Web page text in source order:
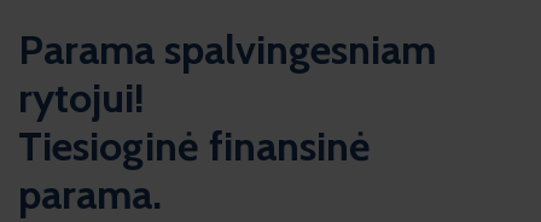
Parama spalvingesniam
rytojui!
Tiesioginė finansinė
parama.